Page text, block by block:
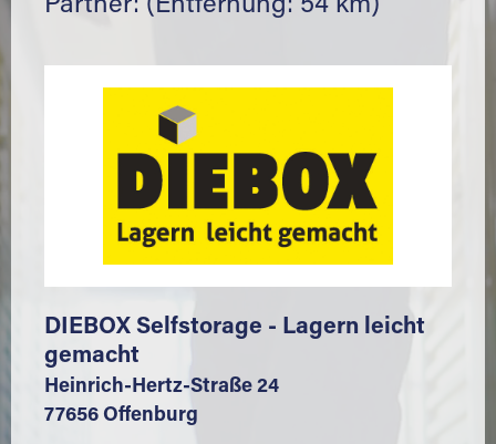
Partner: (Entfernung: 54 km)
DIEBOX Selfstorage - Lagern leicht
gemacht
Heinrich-Hertz-Straße 24
77656 Offenburg